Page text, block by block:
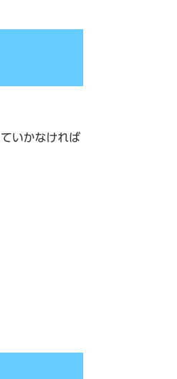
いかなければ